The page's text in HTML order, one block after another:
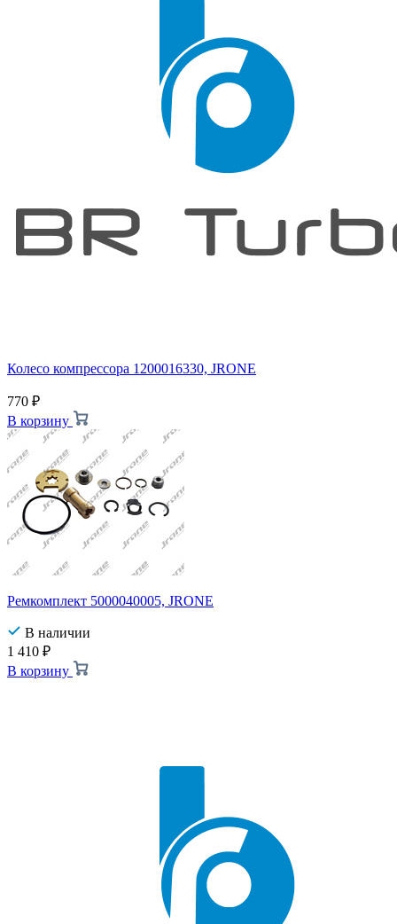
Колесо компрессора 1200016330, JRONE
770 ₽
В корзину
Ремкомплект 5000040005, JRONE
В наличии
1 410 ₽
В корзину